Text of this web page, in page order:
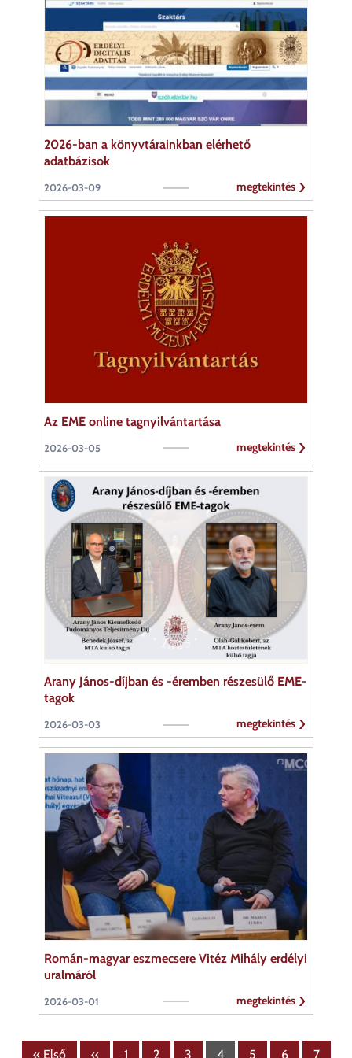
2026-ban a könyvtárainkban elérhető
adatbázisok
2026-03-09 megtekintés
Az EME online tagnyilvántartása
2026-03-05 megtekintés
Arany János-díjban és -éremben részesülő EME-
tagok
2026-03-03 megtekintés
Román-magyar eszmecsere Vitéz Mihály erdélyi
uralmáról
2026-03-01 megtekintés
Oldalszámozás
Első
« Első
Előző
‹‹ Page
1 Page
2 Page
3 Page
4 Page
5 Page
6 Page
7